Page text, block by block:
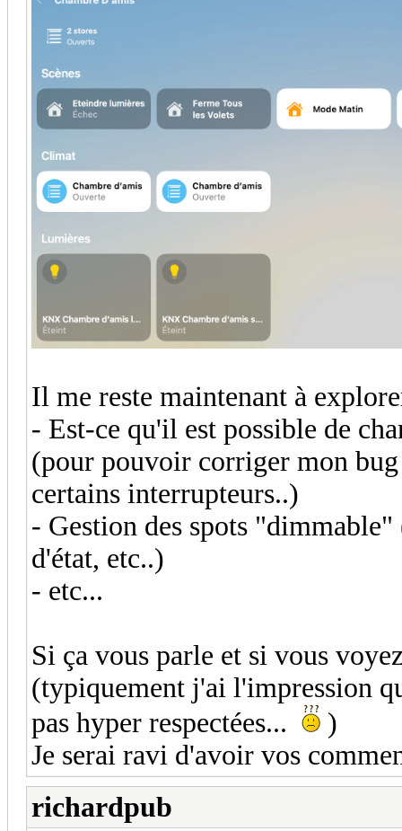
Il me reste maintenant à
- Est-ce qu'il est possible de
(pour pouvoir corriger mon
certains interrupteurs..)
- Gestion des spots
d'état, etc..)
- etc...
Si ça vous parle et si vous
(typiquement j'ai l'impression
pas hyper respectées...
)
Je serai ravi d'avoir vos
richardpub